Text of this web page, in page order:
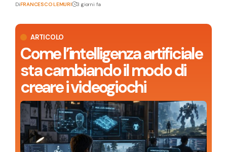
ARTICOLO
Come l’intelligenza artificiale
sta cambiando il modo di
creare i videogiochi
DiFRANCESCO LEMURI 3 giorni fa